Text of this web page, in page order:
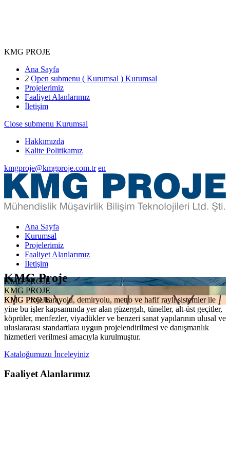
KMG PROJE
Ana Sayfa
2 Open submenu ( Kurumsal ) Kurumsal
Projelerimiz
Faaliyet Alanlarımız
İletişim
Close submenu Kurumsal
Hakkımızda
Kalite Politikamız
kmgproje@kmgproje.com.tr en
Ana Sayfa
Kurumsal
Projelerimiz
Faaliyet Alanlarımız
İletişim
KMG PROJE
KMG PROJE
KMG PROJE
KMG Proje
KMG Proje karayolu, demiryolu, metro ve hafif raylı sistemler ile
yine bu işler kapsamında yer alan güzergah, tüneller, alt-üst geçitler,
köprüler, menfezler, viyadükler ve benzeri sanat yapılarının ulusal ve
uluslararası standartlara uygun projelendirilmesi ve danışmanlık
hizmetleri verilmesi amacıyla kurulmuştur.
Kataloğumuzu İnceleyiniz
Faaliyet Alanlarımız